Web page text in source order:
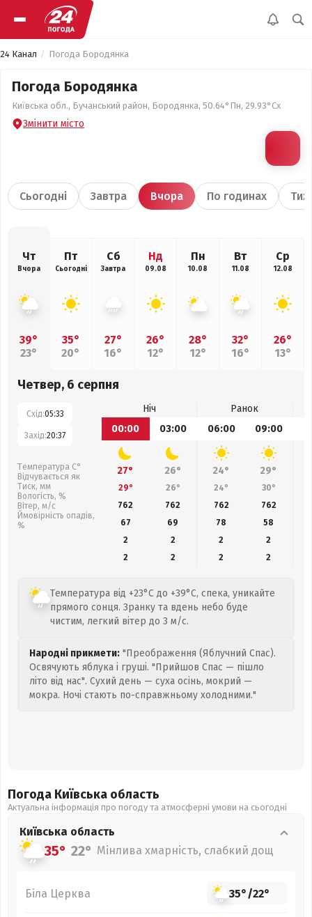
24 Канал Погода Бородянка
Погода Бородянка
Київська обл., Бучанський район, Бородянка, 50.64°Пн, 29.93°Сх
Змінити місто
Сьогодні Завтра Вчора По годинах
Чт
Вчора
39°
23°
Пт
Сьогодні
35°
20°
Сб
Завтра
27°
16°
Нд
09.08
26°
12°
Пн
10.08
28°
12°
Вт
11.08
32°
16°
Ср
12.08
26°
13°
Четвер, 6 серпня
Схід:05:33
Захід:20:37
Температура С°
Відчувається як
Тиск, мм
Вологість, %
Вітер, м/с
Ймовірність опадів,
%
Ніч
Ранок
00:00
03:00 06:00 09:00
27° 26° 24° 29°
29° 26° 24° 30°
762
762 762 762
67
69 78 58
2
2 2
2
2
2 2 2
Температура від +23°C до +39°C, спека, уникайте
прямого сонця. Зранку та вдень небо буде
чистим, легкий вітер до 3 м/с.
Народні прикмети: "Преображення (Яблучний Спас).
Освячують яблука і груші. "Прийшов Спас — пішло
літо від нас". Сухий день — суха осінь, мокрий —
мокра. Ночі стають по-справжньому холодними."
Погода Київська область
Актуальна інформація про погоду та атмосферні умови на сьогодні
Київська область
35° 22° Мінлива хмарність, слабкий дощ
Біла Церква 35°/22°